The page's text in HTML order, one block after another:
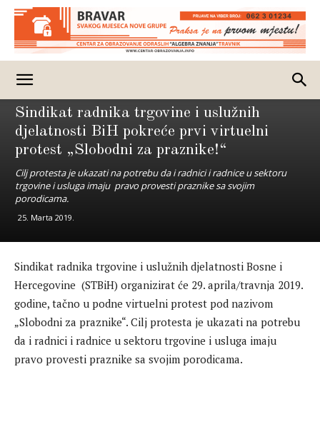
Sindikat radnika trgovine i uslužnih
djelatnosti BiH pokreće prvi virtuelni
protest „Slobodni za praznike!“
Cilj protesta je ukazati na potrebu da i radnici i radnice u sektoru
trgovine i usluga imaju pravo provesti praznike sa svojim
porodicama.
25. Marta 2019.
Sindikat radnika trgovine i uslužnih djelatnosti Bosne i
Hercegovine (STBiH) organizirat će 29. aprila/travnja 2019.
godine, tačno u podne virtuelni protest pod nazivom
„Slobodni za praznike“. Cilj protesta je ukazati na potrebu
da i radnici i radnice u sektoru trgovine i usluga imaju
pravo provesti praznike sa svojim porodicama.